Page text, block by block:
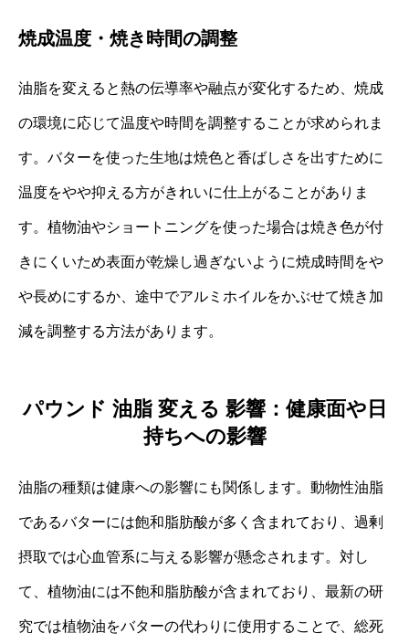
焼成温度・焼き時間の調整
油脂を変えると熱の伝導率や融点が変化するため、焼成
の環境に応じて温度や時間を調整することが求められま
す。バターを使った生地は焼色と香ばしさを出すために
温度をやや抑える方がきれいに仕上がることがありま
す。植物油やショートニングを使った場合は焼き色が付
きにくいため表面が乾燥し過ぎないように焼成時間をや
や長めにするか、途中でアルミホイルをかぶせて焼き加
減を調整する方法があります。
パウンド 油脂 変える 影響：健康面や日
持ちへの影響
油脂の種類は健康への影響にも関係します。動物性油脂
であるバターには飽和脂肪酸が多く含まれており、過剰
摂取では心血管系に与える影響が懸念されます。対し
て、植物油には不飽和脂肪酸が含まれており、最新の研
究では植物油をバターの代わりに使用することで、総死